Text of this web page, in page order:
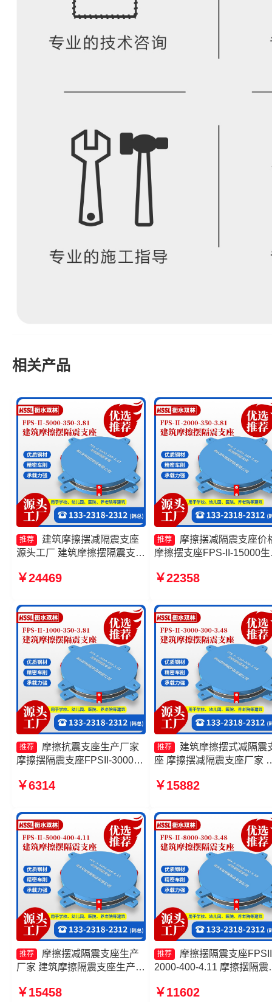
相关产品
推荐
建筑摩擦摆减隔震支座
源头工厂 建筑摩擦摆隔震支座
FPSII-5000-300-3.48 摩擦摆
￥24469
推荐
摩擦摆减隔震支座价
摩擦摆支座FPS-II-15000生
Ⅱ-2000-400-3.81生产厂家
￥22358
推荐
摩擦抗震支座生产厂家
摩擦摆隔震支座FPSII-3000-
支座FPSII-2000-300-3.48源
8000-400-4.11厂家
￥6314
推荐
建筑摩擦摆式减隔震
座 摩擦摆减隔震支座厂家
400-4.11源头工厂 摩擦隔
￥15882
推荐
摩擦摆减隔震支座生产
厂家 建筑摩擦隔震支座生产厂
隔震支座生产厂家 摩擦滑移隔
￥15458
推荐
摩擦摆隔震支座
2000-400-4.11 摩擦摆隔震
摩擦摆支座 摩擦复摆隔震
￥11602